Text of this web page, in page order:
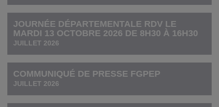
JOURNÉE DÉPARTEMENTALE RDV LE
MARDI 13 OCTOBRE 2026 DE 8H30 À 16H30
JUILLET 2026
COMMUNIQUÉ DE PRESSE FGPEP
JUILLET 2026